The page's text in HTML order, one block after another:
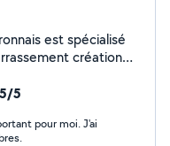
est spécialisé
création
cordialement
5